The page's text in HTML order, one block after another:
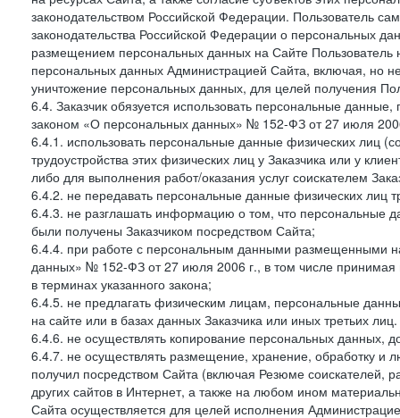
законодательством Российской Федерации. Пользователь
законодательства Российской Федерации о персональных
размещением персональных данных на Сайте Пользователь
персональных данных Администрацией Сайта, включая, но
уничтожение персональных данных, для целей получения
6.4. Заказчик обязуется использовать персональные
законом «О персональных данных» № 152-ФЗ от 27 июля
6.4.1. использовать персональные данные физических лиц
трудоустройства этих физических лиц у Заказчика или у
либо для выполнения работ/оказания услуг соискателем
6.4.2. не передавать персональные данные физических лиц
6.4.3. не разглашать информацию о том, что персональные
были получены Заказчиком посредством Сайта;
6.4.4. при работе с персональным данными размещенными
данных» № 152-ФЗ от 27 июля 2006 г., в том числе принимая
в терминах указанного закона;
6.4.5. не предлагать физическим лицам, персональные
на сайте или в базах данных Заказчика или иных третьих лиц.
6.4.6. не осуществлять копирование персональных данных,
6.4.7. не осуществлять размещение, хранение, обработку и
получил посредством Сайта (включая Резюме
других сайтов в Интернет, а также на любом ином
Сайта осуществляется для целей исполнения